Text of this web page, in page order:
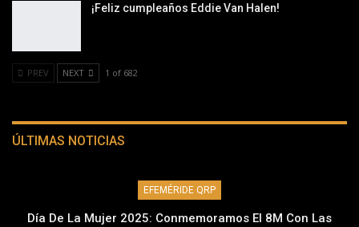
¡Feliz cumpleaños Eddie Van Halen!
PREV NEXT 1 of 682
ÚLTIMAS NOTICIAS
EFEMÉRIDE QRP
Día De La Mujer 2025: Conmemoramos El 8M Con Las